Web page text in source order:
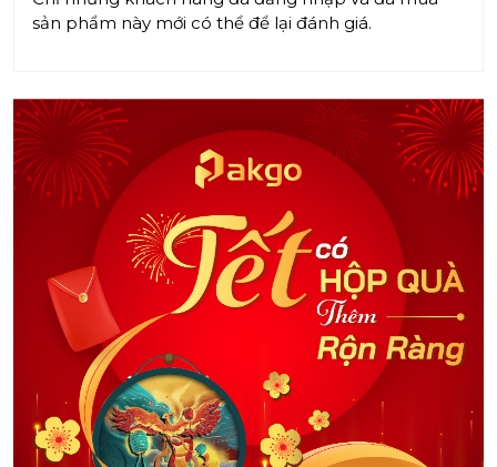
sản phẩm này mới có thể để lại đánh giá.